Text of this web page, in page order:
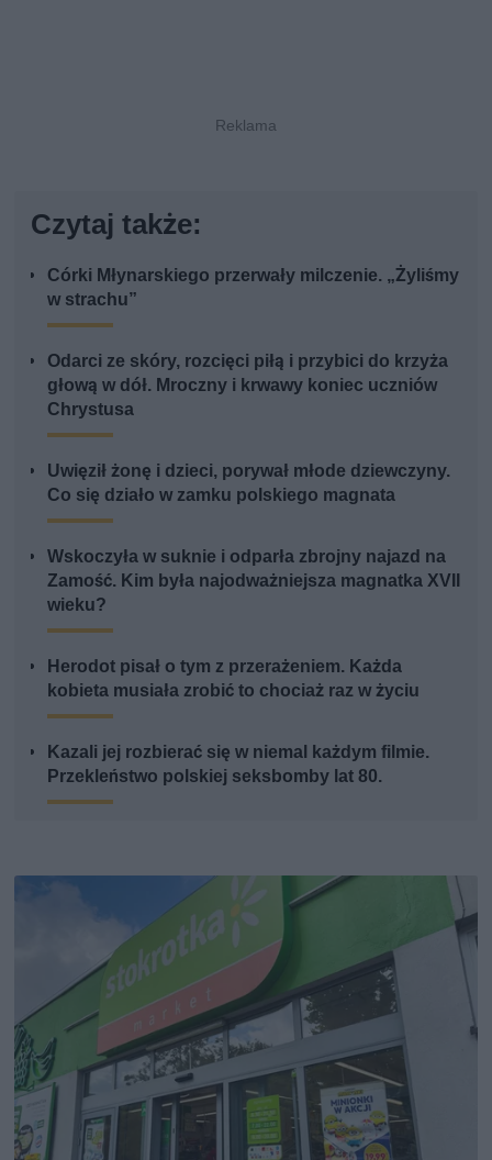
Czytaj także:
Córki Młynarskiego przerwały milczenie. „Żyliśmy
w strachu”
Odarci ze skóry, rozcięci piłą i przybici do krzyża
głową w dół. Mroczny i krwawy koniec uczniów
Chrystusa
Uwięził żonę i dzieci, porywał młode dziewczyny.
Co się działo w zamku polskiego magnata
Wskoczyła w suknie i odparła zbrojny najazd na
Zamość. Kim była najodważniejsza magnatka XVII
wieku?
Herodot pisał o tym z przerażeniem. Każda
kobieta musiała zrobić to chociaż raz w życiu
Kazali jej rozbierać się w niemal każdym filmie.
Przekleństwo polskiej seksbomby lat 80.